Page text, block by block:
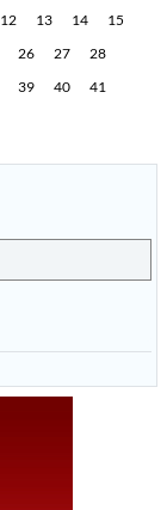
12 13 14
15
26 27
28
39 40
41